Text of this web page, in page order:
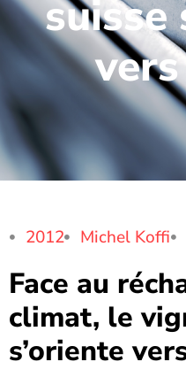
suisse
2012 Michel Koffi
Face au
climat, le
s’oriente